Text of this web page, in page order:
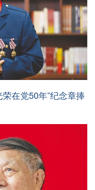
在党50年”纪念章捧